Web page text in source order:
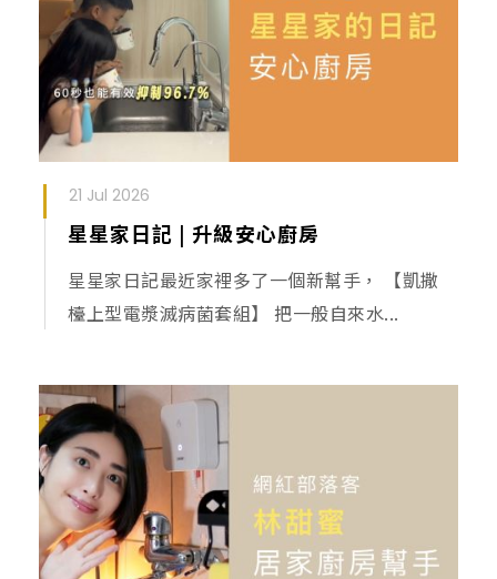
21 Jul 2026
星星家日記 | 升級安心廚房
星星家日記最近家裡多了一個新幫手， 【凱撒
檯上型電漿滅病菌套組】 把一般自來水...